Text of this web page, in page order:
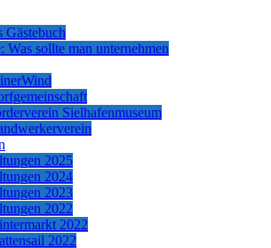
Gästebuch
Was sollte man unternehmen
Sielhafenmuseum
2025
2024
2023
2022
2022
2022